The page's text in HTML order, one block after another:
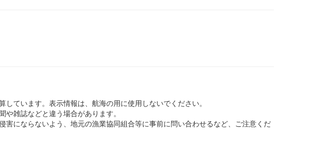
います。表示情報は、航海の用に使用しないでください。
雑誌などと違う場合があります。
にならないよう、地元の漁業協同組合等に事前に問い合わせるなど、ご注意くだ